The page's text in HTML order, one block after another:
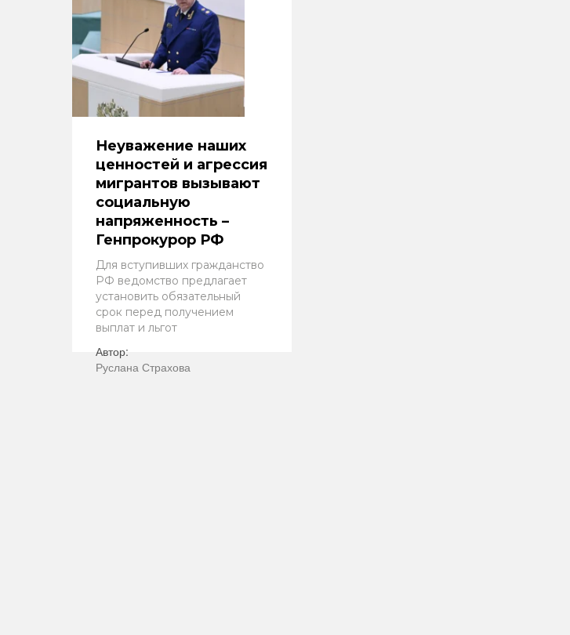
Неуважение наших
ценностей и агрессия
мигрантов вызывают
социальную
напряженность –
Генпрокурор РФ
Для вступивших гражданство
РФ ведомство предлагает
установить обязательный
срок перед получением
выплат и льгот
Автор:
Руслана Страхова